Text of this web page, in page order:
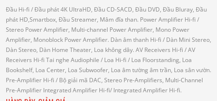
Đầu Hi-fi / Đầu phát 4K UltraHD, Đầu CD-SACD, Đầu DVD, Đầu Bluray, Đầu
phát HD,Smartbox, Đầu Streamer, Mâm đĩa than. Power Amplifier Hi-fi /
Stereo Power Amplifier, Multi-channel Power Amplifier, Mono Power
Amplifier, Monoblock Power Amplifier. Dàn âm thanh Hi-fi / Dàn Mini Stereo,
Dàn Stereo, Dàn Home Theater, Loa không dây. AV Receivers Hi-fi / AV
Receivers Hi-fi Tai nghe Audiophile / Loa Hi-fi / Loa Floorstanding, Loa
Bookshelf, Loa Center, Loa Subwoofer, Loa âm tường âm trần, Loa sân vườn.
Pre-Amplifier Hi-fi / Bộ giải mã DAC, Stereo Pre-Amplifiers, Multi-Channel
Pre-Amplifier Integrated Amplifier Hi-fi/ Integrated Amplifier Hi-fi.